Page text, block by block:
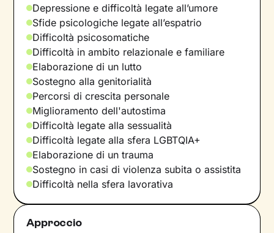
Depressione e difficoltà legate all’umore
Sfide psicologiche legate all’espatrio
Difficoltà psicosomatiche
Difficoltà in ambito relazionale e familiare
Elaborazione di un lutto
Sostegno alla genitorialità
Percorsi di crescita personale
Miglioramento dell'autostima
Difficoltà legate alla sessualità
Difficoltà legate alla sfera LGBTQIA+
Elaborazione di un trauma
Sostegno in casi di violenza subita o assistita
Difficoltà nella sfera lavorativa
Approccio